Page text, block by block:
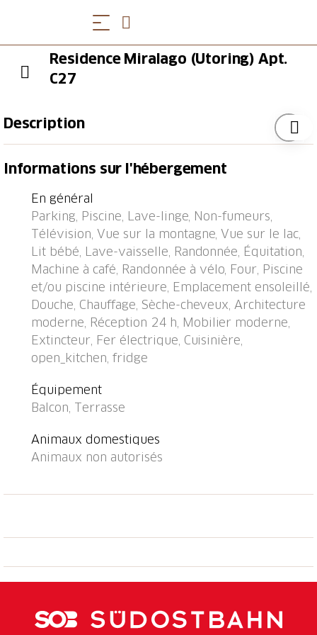
Residence Miralago (Utoring) Apt.
C27
Description
confortable "Miralago (Utoring)", environnée par les
appartements dans la résidence. Dans le haut de la
station de Vira (3 km), dans l'arrondissement
Gambarogno, situation tranquille, ensoleillée,
surélevée sur un versant, juste au bord de la forêt, à
3 km du lac, dans une impasse, orientée sud-est. En
commun: pré, piscine rectangulaire chauffée
(profondeur 170 - 170 cm, disponibilité saisonnière:
15.Avr. - 15.Oct.) avec marches intérieures et
protection par couverture de volet. Douche
extérieure, terrasse, meubles de jardin.
Infrastructures de la résidence: réception, salon,
chauffage central, lave-linge (en commun, en sus).
Accès en voiture jusqu'à la maison le terrain. Place de
parking. Magasin d'alimentation, restaurant 300 m,
arrêt du bus 50 m. Golf miniature 4.5 km, chemins de
Schokomuseum, Caslano. Les lacs connus sont
und Splash and SPA, Rivera, Locarno - Ascona
Cardada. Les 4 bâtiments de style typiquement
Informations sur l'hébergement
En général
Parking, Piscine, Lave-linge, Non-fumeurs,
Télévision, Vue sur la montagne, Vue sur le lac,
Lit bébé, Lave-vaisselle, Randonnée, Équitation,
Machine à café, Randonnée à vélo, Four, Piscine
et/ou piscine intérieure, Emplacement ensoleillé,
Douche, Chauffage, Sèche-cheveux, Architecture
moderne, Réception 24 h, Mobilier moderne,
Extincteur, Fer électrique, Cuisinière,
open_kitchen, fridge
Équipement
Balcon, Terrasse
Animaux domestiques
Animaux non autorisés